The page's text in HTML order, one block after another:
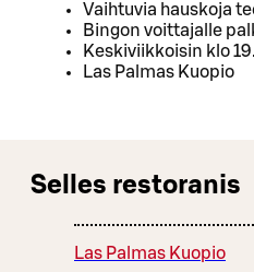
Vaihtuvia hauskoja
Bingon voittajalle
Keskiviikkoisin klo
Las Palmas Kuopio
Selles restoranis
Las Palmas Kuopio